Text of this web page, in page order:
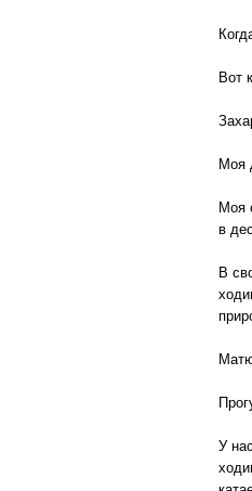
Вот
Моя
Моя
в
В
У